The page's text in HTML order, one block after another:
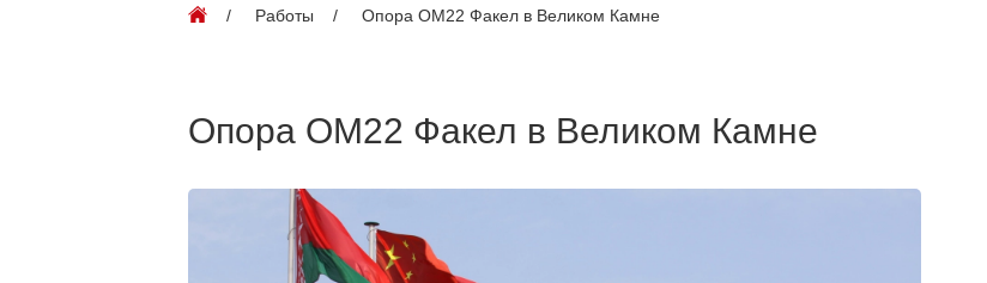
Работы Опора ОМ22 Факел в Великом Камне
Опора ОМ22 Факел в Великом Камне